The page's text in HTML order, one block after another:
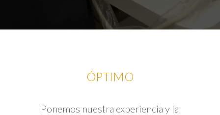
ÓPTIMO
Ponemos nuestra experiencia y la